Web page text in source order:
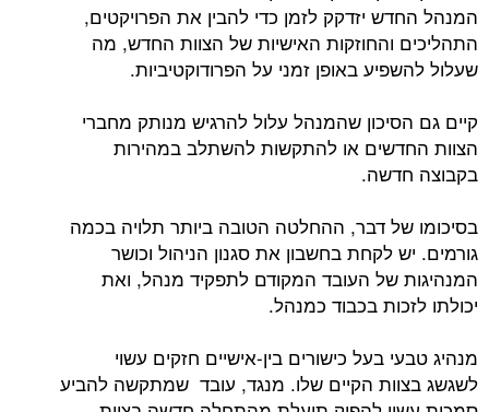
המנהל החדש יזדקק לזמן כדי להבין את הפרויקטים,
התהליכים והחוזקות האישיות של הצוות החדש, מה
שעלול להשפיע באופן זמני על הפרודוקטיביות.
קיים גם הסיכון שהמנהל עלול להרגיש מנותק מחברי
הצוות החדשים או להתקשות להשתלב במהירות
בקבוצה חדשה.
בסיכומו של דבר, ההחלטה הטובה ביותר תלויה בכמה
גורמים. יש לקחת בחשבון את סגנון הניהול וכושר
המנהיגות של העובד המקודם לתפקיד מנהל, ואת
יכולתו לזכות בכבוד כמנהל.
מנהיג טבעי בעל כישורים בין-אישיים חזקים עשוי
לשגשג בצוות הקיים שלו. מנגד, עובד שמתקשה להביע